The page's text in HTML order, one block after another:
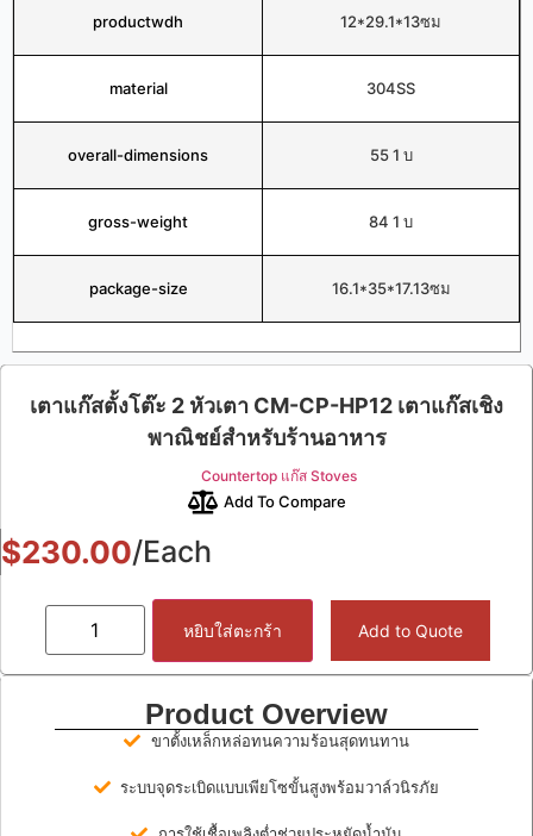
productwdh 12*29.1*13ซม
material 304SS
overall-dimensions 55 1 บ
gross-weight 84 1 บ
package-size 16.1*35*17.13ซม
เตาแก๊สตั้งโต๊ะ 2 หัวเตา CM-CP-HP12 เตาแก๊สเชิง
พาณิชย์สำหรับร้านอาหาร
Countertop แก๊ส Stoves
Add To Compare
$230.00/Each
หยิบใส่ตะกร้า Add to Quote
Product Overview
ขาตั้งเหล็กหล่อทนความร้อนสุดทนทาน
ระบบจุดระเบิดแบบเพียโซขั้นสูงพร้อมวาล์วนิรภัย